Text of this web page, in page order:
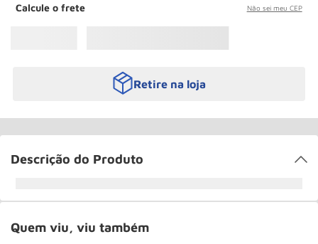
Calcule o frete Não sei meu CEP
Retire na loja
Descrição do Produto
Quem viu, viu também